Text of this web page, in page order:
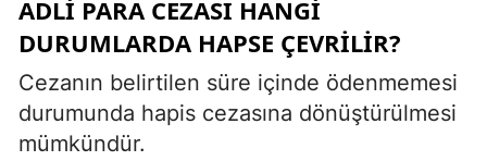
ADLI PARA CEZASI HANGI
DURUMLARDA HAPSE ÇEVRILIR?
Cezanın belirtilen süre içinde ödenmemesi
durumunda hapis cezasına dönüştürülmesi
mümkündür.